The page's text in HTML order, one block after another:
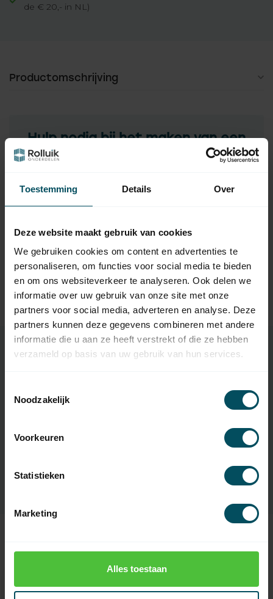
Toestemming Details Over
Deze website maakt gebruik van cookies
We gebruiken cookies om content en advertenties te
personaliseren, om functies voor social media te bieden
en om ons websiteverkeer te analyseren. Ook delen we
informatie over uw gebruik van onze site met onze
partners voor social media, adverteren en analyse. Deze
partners kunnen deze gegevens combineren met andere
informatie die u aan ze heeft verstrekt of die ze hebben
verzameld op basis van uw gebruik van hun services.
Noodzakelijk
Voorkeuren
Statistieken
Marketing
Alles toestaan
de € 20,- in NL)
Productomschrijving
Hulp nodig bij het maken van een
keuze?
Gerelateerde producten
TypeError: Failed to fetch
https://www.rolluikonderdelen.nl/nl/merken/nice/motors
teunen-rolluikmotor/
EAN Code
Recent bekeken